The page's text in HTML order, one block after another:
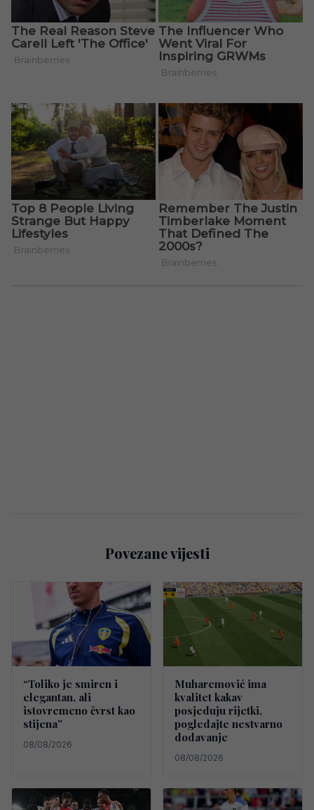
Povezane vijesti
“Toliko je smiren i
elegantan, ali
istovremeno čvrst kao
stijena”
08/08/2026
Muharemović ima
kvalitet kakav
posjeduju rijetki,
pogledajte nestvarno
dodavanje
08/08/2026